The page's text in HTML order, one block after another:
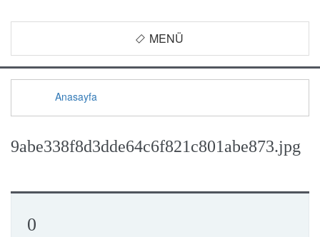
MENÜ
Anasayfa
9abe338f8d3dde64c6f821c801abe873.jpg
0